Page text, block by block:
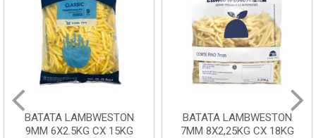
BATATA LAMBWESTON
9MM 6X2.5KG CX 15KG
BATATA LAMBWESTON
7MM 8X2,25KG CX 18KG